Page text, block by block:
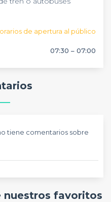
de apertura al público
07:30 – 07:00
tiene comentarios sobre
nuestros favoritos